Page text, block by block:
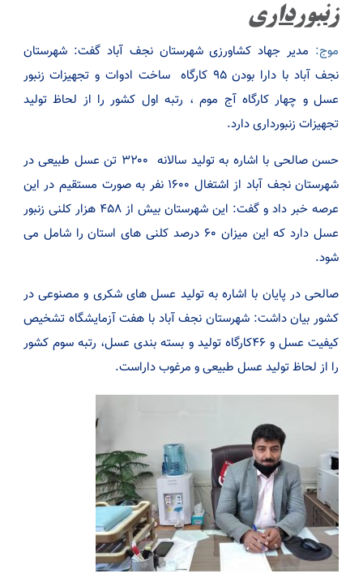
زنبورداری
موج: مدیر جهاد کشاورزی شهرستان نجف آباد گفت: شهرستان
نجف آباد با دارا بودن ۹۵ کارگاه ساخت ادوات و تجهیزات زنبور
عسل و چهار کارگاه آج موم ، رتبه اول کشور را از لحاظ تولید
تجهیزات زنبورداری دارد.
حسن صالحی با اشاره به تولید سالانه ۳۲۰۰ تن عسل طبیعی در
شهرستان نجف آباد از اشتغال ۱۶۰۰ نفر به صورت مستقیم در این
عرصه خبر داد و گفت: این شهرستان بیش از ۴۵۸ هزار کلنی زنبور
عسل دارد که این میزان ۶۰ درصد کلنی های استان را شامل می
شود.
صالحی در پایان با اشاره به تولید عسل های شکری و مصنوعی در
کشور بیان داشت: شهرستان نجف آباد با هفت آزمایشگاه تشخیص
کیفیت عسل و ۴۶کارگاه تولید و بسته بندی عسل، رتبه سوم کشور
را از لحاظ تولید عسل طبیعی و مرغوب داراست.